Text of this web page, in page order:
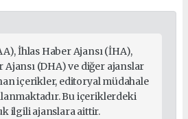
İhlas Haber Ajansı (İHA),
(DHA) ve diğer ajanslar
içerikler, editoryal müdahale
Bu içeriklerdeki
ilgili ajanslara aittir.